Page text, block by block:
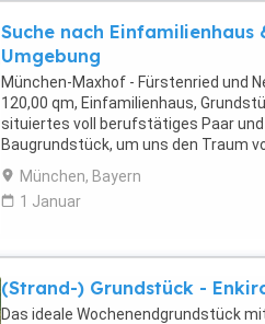
Suche nach Einfamilienhaus
Umgebung
München-Maxhof - Fürstenried und
120,00 qm, Einfamilienhaus,
situiertes voll berufstätiges Paar
Baugrundstück, um uns den Traum
Wir suchen in München in den
München, Bayern
1 Januar
(Strand-) Grundstück -
Das ideale Wochenendgrundstück